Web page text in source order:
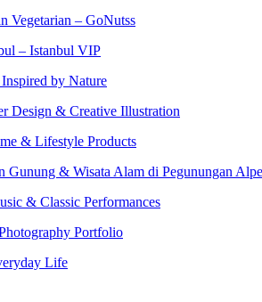
Vegetarian – GoNutss
– Istanbul VIP
by Nature
Design & Creative Illustration
& Lifestyle Products
Gunung & Wisata Alam di Pegunungan
& Classic Performances
Portfolio
Life